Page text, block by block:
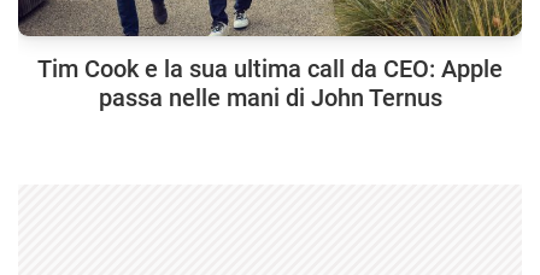
Tim Cook e la sua ultima call da CEO: Apple
passa nelle mani di John Ternus